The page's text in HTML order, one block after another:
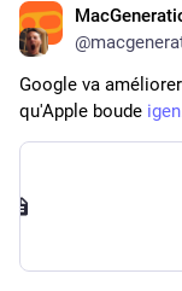
@
Google va
qu'Apple boude